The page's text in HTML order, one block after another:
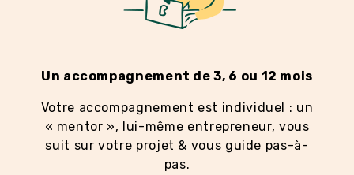
Un accompagnement de 3, 6 ou 12 mois
Votre accompagnement est individuel : un
« mentor », lui-même entrepreneur, vous
suit sur votre projet & vous guide pas-à-
pas.